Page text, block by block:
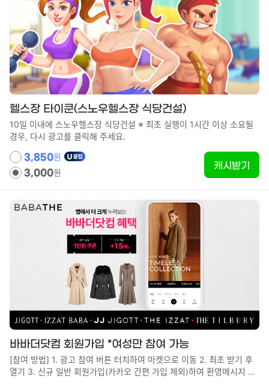
헬스장 타이쿤(스노우헬스장 식당건설)
10일 이내에 스노우헬스장 식당건설 ※ 최초 실행이 1시간 이상 소요될
경우, 다시 광고를 클릭해 주세요.
3,850원
3,000원
캐시받기
바바더닷컴 회원가입 *여성만 참여 가능
[참여 방법] 1. 광고 참여 버튼 터치하여 마켓으로 이동 2. 최초 받기 후
열기 3. 신규 일반 회원가입(카카오 간편 가입 제외)하여 환영메시지 까